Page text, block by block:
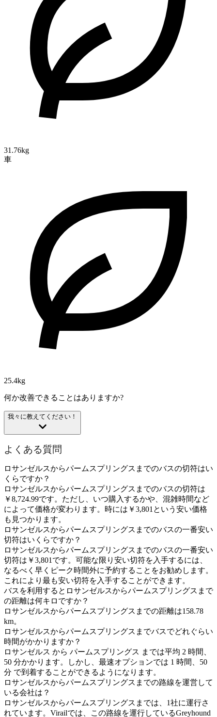
31.76kg
車
25.4kg
何か改善できることはありますか?
我々に教えてください！
よくある質問
ロサンゼルスからパームスプリングスまでのバスの切符はい
くらですか？
ロサンゼルスからパームスプリングスまでのバスの切符は
￥8,724.99です。ただし、いつ購入するかや、混雑時間など
によって価格が変わります。時には￥3,801という安い価格
も見つかります。
ロサンゼルスからパームスプリングスまでのバスの一番安い
切符はいくらですか？
ロサンゼルスからパームスプリングスまでのバスの一番安い
切符は￥3,801です。可能な限り安い切符を入手するには、
なるべく早くピーク時間外に予約することをお勧めします。
これにより最も安い切符を入手することができます。
バスを利用するとロサンゼルスからパームスプリングスまで
の距離は何キロですか？
ロサンゼルスからパームスプリングスまでの距離は158.78
km。
ロサンゼルスからパームスプリングスまでバスでどれぐらい
時間がかかりますか？
ロサンゼルス から パームスプリングス までは平均 2 時間、
50 分かかります。しかし、最速オプションでは 1 時間、50
分 で到着することができるようになります。
ロサンゼルスからパームスプリングスまでの路線を運営して
いる会社は？
ロサンゼルスからパームスプリングスまでは、1社に運行さ
れています。Virailでは、この路線を運行しているGreyhound